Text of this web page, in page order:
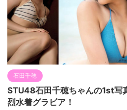
石田千穂
STU48石田千穂ちゃんの1st写
烈水着グラビア！